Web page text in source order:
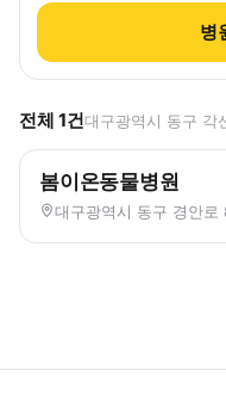
병
전체 1건대구광역시 동구 각
봄이온동물병원
대구광역시 동구 경안로